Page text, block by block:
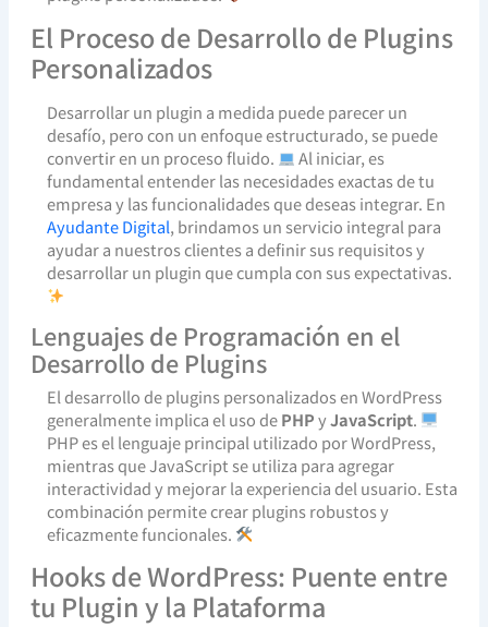
El Proceso de Desarrollo de Plugins
Personalizados
Desarrollar un plugin a medida puede parecer un
desafío, pero con un enfoque estructurado, se puede
convertir en un proceso fluido.
Al iniciar, es
fundamental entender las necesidades exactas de tu
empresa y las funcionalidades que deseas integrar. En
Ayudante Digital, brindamos un servicio integral para
ayudar a nuestros clientes a definir sus requisitos y
desarrollar un plugin que cumpla con sus expectativas.
Lenguajes de Programación en el
Desarrollo de Plugins
El desarrollo de plugins personalizados en WordPress
generalmente implica el uso dePHPyJavaScript.
PHP es el lenguaje principal utilizado por WordPress,
mientras que JavaScript se utiliza para agregar
interactividad y mejorar la experiencia del usuario. Esta
combinación permite crear plugins robustos y
eficazmente funcionales.
Hooks de WordPress: Puente entre
tu Plugin y la Plataforma